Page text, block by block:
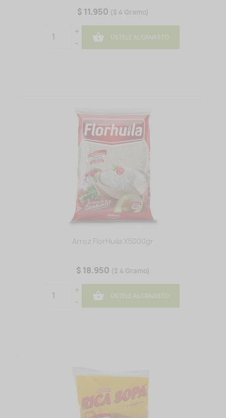
$ 11.950 ($ 4 Gramo)
+
-
 ÚSTELE AL CANASTO
Arroz FlorHuila X5000gr
$ 18.950 ($ 4 Gramo)
+
-
 ÚSTELE AL CANASTO